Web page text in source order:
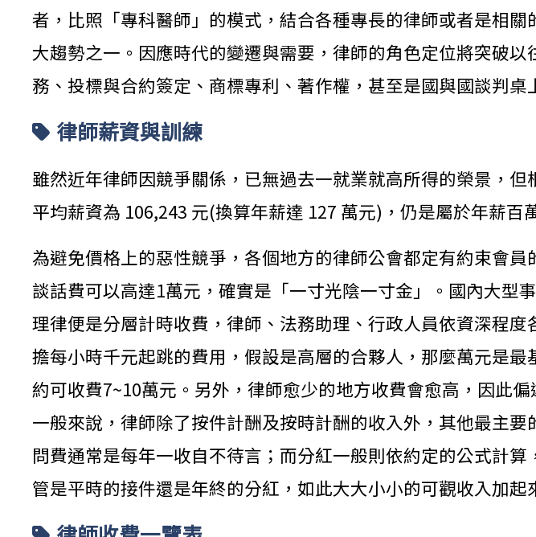
者，比照「專科醫師」的模式，結合各種專長的律師或者是相
大趨勢之一。因應時代的變遷與需要，律師的角色定位將突破
務、投標與合約簽定、商標專利、著作權，甚至是國與國談判桌
律師薪資與訓練
雖然近年律師因競爭關係，已無過去一就業就高所得的榮景，
平均薪資為 106,243 元(換算年薪達 127 萬元)，仍是屬於年薪百
為避免價格上的惡性競爭，各個地方的律師公會都定有約束會
談話費可以高達1萬元，確實是「一寸光陰一寸金」。國內大型
理律便是分層計時收費，律師、法務助理、行政人員依資深程
擔每小時千元起跳的費用，假設是高層的合夥人，那麼萬元是
約可收費7~10萬元。另外，律師愈少的地方收費會愈高，因此
一般來說，律師除了按件計酬及按時計酬的收入外，其他最主
問費通常是每年一收自不待言；而分紅一般則依約定的公式計
管是平時的接件還是年終的分紅，如此大大小小的可觀收入加